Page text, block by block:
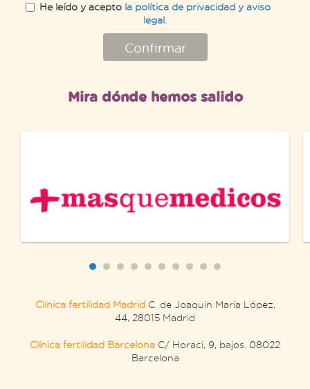
He leído y acepto la política de privacidad y aviso
legal.
Confirmar
Mira dónde hemos salido
Clínica fertilidad MadridC. de Joaquín María López,
44, 28015 Madrid
Clínica fertilidad Barcelona C/ Horaci, 9, bajos. 08022
Barcelona